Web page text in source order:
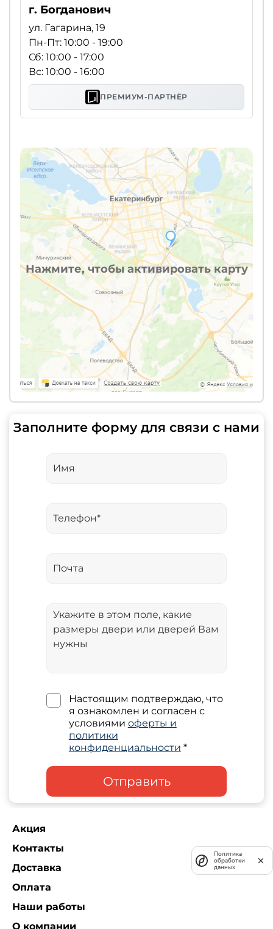
Нажмите, чтобы активировать карту
г. Богданович
ул. Гагарина, 19
Пн-Пт: 10:00 - 19:00
Сб: 10:00 - 17:00
Вс: 10:00 - 16:00
ПРЕМИУМ-ПАРТНЁР
Заполните форму для связи с нами
Настоящим подтверждаю, что
я ознакомлен и согласен с
условиями оферты и
политики
конфиденциальности *
Отправить
Акция
Контакты
Доставка
Оплата
Наши работы
О компании
Политика
обработки
данных